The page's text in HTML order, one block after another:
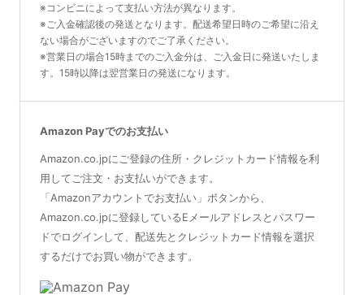
※コンビニによって支払い方法が異なります。
※ご入金確認後の発送となります。配送希望日時のご希望に沿え
ない場合がございますのでご了承ください。
※営業日の場合15時までのご入金分は、ご入金日に発送いたしま
す。15時以降は翌営業日の発送になります。
Amazon Payでのお支払い
Amazon.co.jpにご登録の住所・クレジットカード情報を利
用してご注文・お支払いができます。
「Amazonアカウントでお支払い」ボタンから、
Amazon.co.jpに登録しているEメールアドレスとパスワー
ドでログインして、配送先とクレジットカード情報を選択
するだけでお買い物ができます。